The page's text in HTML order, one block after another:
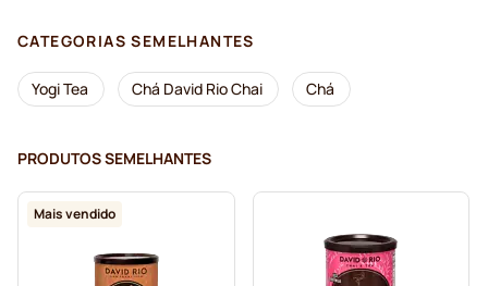
CATEGORIAS SEMELHANTES
Yogi Tea Chá David Rio Chai Chá
PRODUTOS SEMELHANTES
Mais vendido